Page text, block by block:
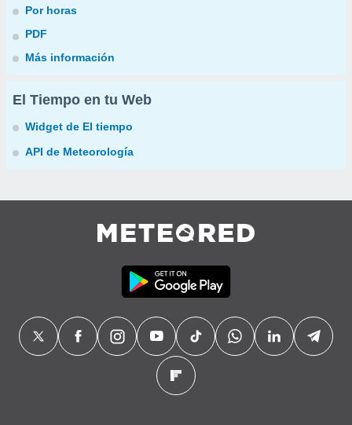
Por horas
PDF
Más información
El Tiempo en tu Web
Widget de El tiempo
API de Meteorología